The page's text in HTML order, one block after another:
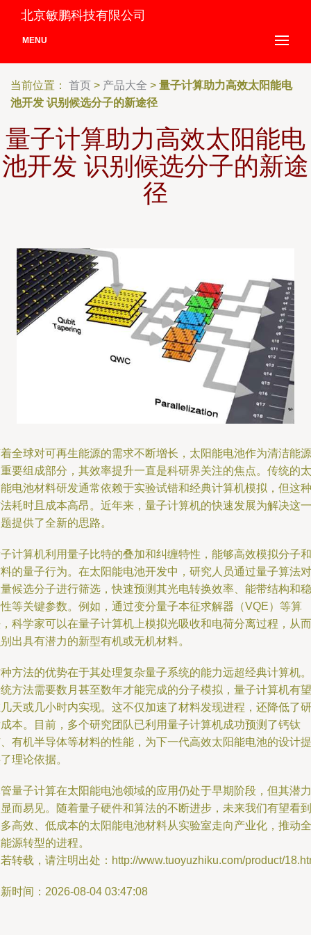
北京敏鹏科技有限公司
MENU
当前位置： 首页 > 产品大全 > 量子计算助力高效太阳能电
池开发 识别候选分子的新途径
量子计算助力高效太阳能电
池开发 识别候选分子的新途
径
全球对可再生能源的需求不断增长，太阳能电池作为清洁能源
要组成部分，其效率提升一直是科研界关注的焦点。传统的太
电池材料研发通常依赖于实验试错和经典计算机模拟，但这种
耗时且成本高昂。近年来，量子计算机的快速发展为解决这一
提供了全新的思路。
计算机利用量子比特的叠加和纠缠特性，能够高效模拟分子和
的量子行为。在太阳能电池开发中，研究人员通过量子算法对
候选分子进行筛选，快速预测其光电转换效率、能带结构和稳
等关键参数。例如，通过变分量子本征求解器（VQE）等算
科学家可以在量子计算机上模拟光吸收和电荷分离过程，从而
出具有潜力的新型有机或无机材料。
方法的优势在于其处理复杂量子系统的能力远超经典计算机。
方法需要数月甚至数年才能完成的分子模拟，量子计算机有望
天或几小时内实现。这不仅加速了材料发现进程，还降低了研
本。目前，多个研究团队已利用量子计算机成功预测了钙钛
有机半导体等材料的性能，为下一代高效太阳能电池的设计提
理论依据。
量子计算在太阳能电池领域的应用仍处于早期阶段，但其潜力
而易见。随着量子硬件和算法的不断进步，未来我们有望看到
高效、低成本的太阳能电池材料从实验室走向产业化，推动全
源转型的进程。
转载，请注明出处：http://www.tuoyuzhiku.com/product/
时间：2026-08-04 03:47:08